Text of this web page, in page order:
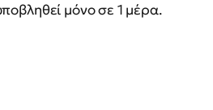
μόνο σε 1 μέρα.